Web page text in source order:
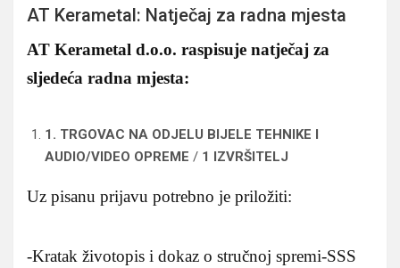
AT Kerametal: Natječaj za radna mjesta
AT Kerametal d.o.o. raspisuje natječaj za
sljedeća radna mjesta:
1. TRGOVAC NA ODJELU BIJELE TEHNIKE I
AUDIO/VIDEO OPREME / 1 IZVRŠITELJ
Uz pisanu prijavu potrebno je priložiti:
-Kratak životopis i dokaz o stručnoj spremi-SSS